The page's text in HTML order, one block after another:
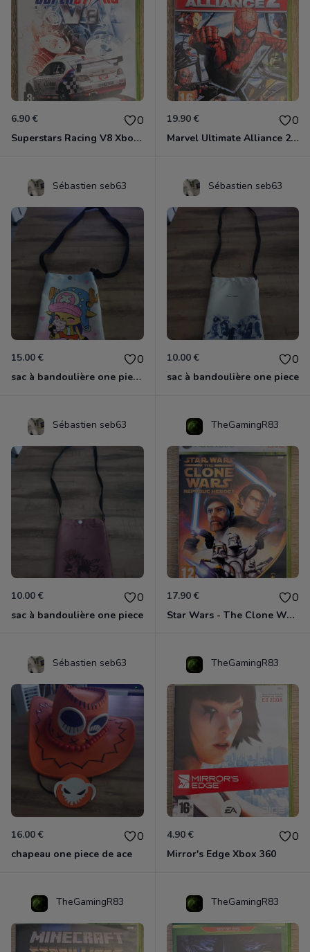
6.90 € 0
Superstars Racing V8 Xbox 360
19.90 € 0
Marvel Ultimate Alliance 2 Xbox 360
Sébastien seb63
15.00 € 0
sac à bandoulière one piece chopper
Sébastien seb63
10.00 € 0
sac à bandoulière one piece
Sébastien seb63
10.00 € 0
sac à bandoulière one piece
TheGamingR83
17.90 € 0
Star Wars - The Clone Wars - Les Héros De La République Xbox 360
Sébastien seb63
16.00 € 0
chapeau one piece de ace
TheGamingR83
4.90 € 0
Mirror's Edge Xbox 360
TheGamingR83 TheGamingR83